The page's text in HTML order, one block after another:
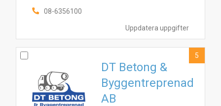
Uppdatera uppgifter
08-6356100
DT Betong &
Byggentreprenad
AB
5